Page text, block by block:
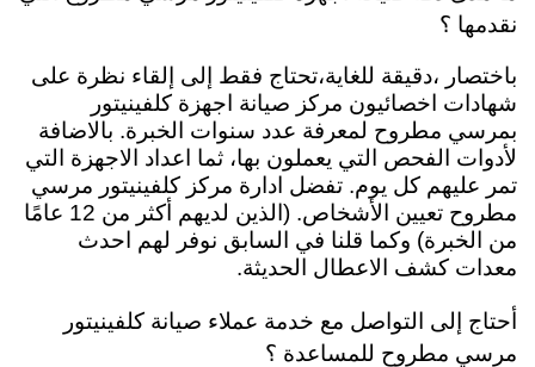
نقدمها ؟
باختصار ،دقيقة للغاية،تحتاج فقط إلى إلقاء نظرة على
شهادات اخصائيون مركز صيانة اجهزة كلفينيتور
بمرسي مطروح لمعرفة عدد سنوات الخبرة. بالاضافة
لأدوات الفحص التي يعملون بها، ثما اعداد الاجهزة التي
تمر عليهم كل يوم. تفضل ادارة مركز كلفينيتور مرسي
مطروح تعيين الأشخاص. (الذين لديهم أكثر من 12 عامًا
من الخبرة) وكما قلنا في السابق نوفر لهم احدث
معدات كشف الاعطال الحديثة.
أحتاج إلى التواصل مع خدمة عملاء صيانة كلفينيتور
مرسي مطروح للمساعدة ؟